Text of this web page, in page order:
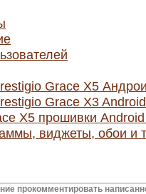
Grace X5
Grace X3
X5 прошивки
виджеты, обои и
прокомментировать